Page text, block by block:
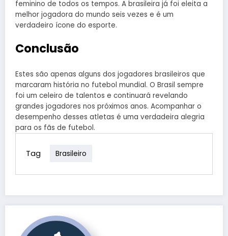
feminino de todos os tempos. A brasileira já foi eleita a
melhor jogadora do mundo seis vezes e é um
verdadeiro ícone do esporte.
Conclusão
Estes são apenas alguns dos jogadores brasileiros que
marcaram história no futebol mundial. O Brasil sempre
foi um celeiro de talentos e continuará revelando
grandes jogadores nos próximos anos. Acompanhar o
desempenho desses atletas é uma verdadeira alegria
para os fãs de futebol.
Tag Brasileiro